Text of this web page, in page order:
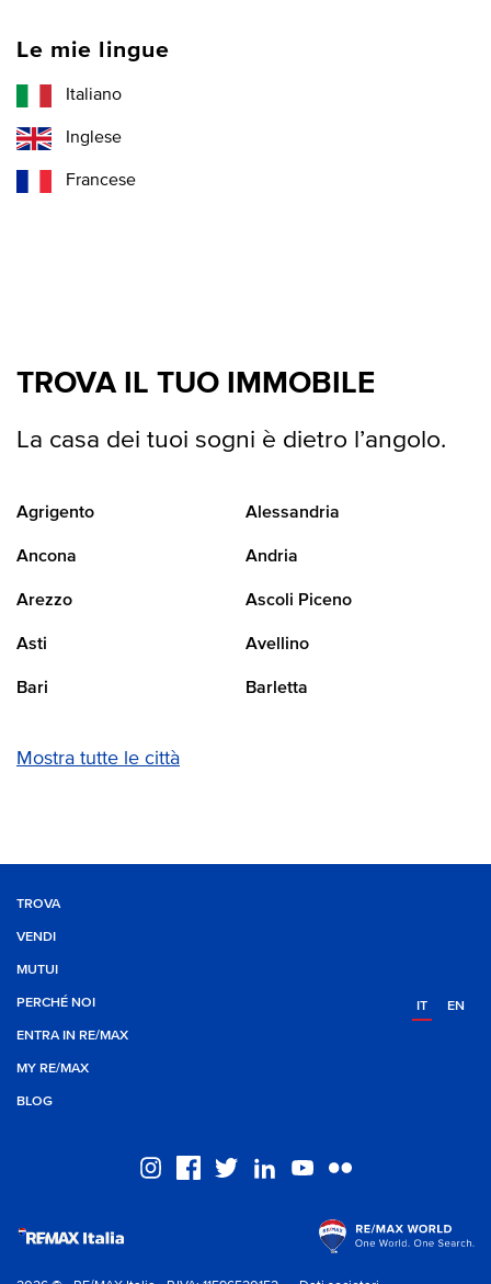
Le mie lingue
Italiano
Inglese
Francese
TROVA IL TUO IMMOBILE
La casa dei tuoi sogni è dietro l’angolo.
Agrigento Alessandria
Ancona Andria
Arezzo Ascoli Piceno
Asti Avellino
Bari Barletta
Mostra tutte le città
TROVA
VENDI
MUTUI
PERCHÉ NOI
ENTRA IN RE/MAX
MY RE/MAX
BLOG
IT EN